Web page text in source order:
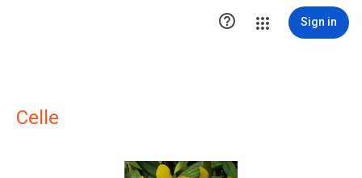
 Sign in
Celle